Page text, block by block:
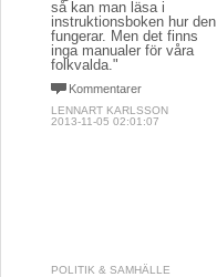
så kan man läsa i
instruktionsboken hur den
fungerar. Men det finns
inga manualer för våra
folkvalda."
Kommentarer
LENNART KARLSSON
2013-11-05 02:01:07
POLITIK & SAMHÄLLE